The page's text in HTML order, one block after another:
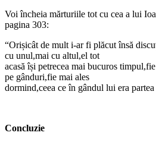
Voi încheia mărturiile tot cu cea a lui
pagina 303:
“Orișicât de mult i-ar fi plăcut însă
cu unul,mai cu altul,el tot
acasă își petrecea mai bucuros
pe gânduri,fie mai ales
dormind,ceea ce în gândul lui era
Concluzie